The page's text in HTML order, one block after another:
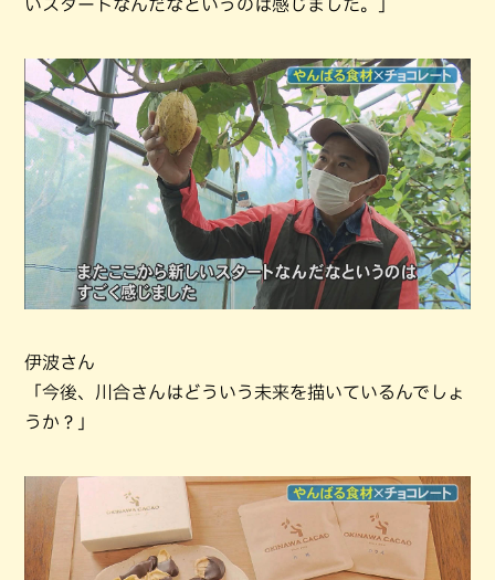
いスタートなんだなというのは感じました。」
伊波さん
「今後、川合さんはどういう未来を描いているんでしょ
うか？」